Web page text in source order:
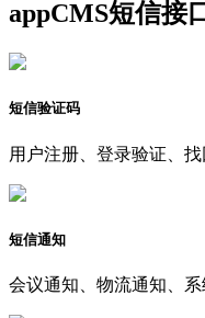
appCMS短信接
短信验证码
用户注册、登录验证、
短信通知
会议通知、物流通知、